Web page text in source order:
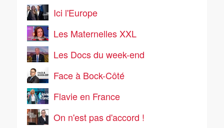
Ici l'Europe
Les Maternelles XXL
Les Docs du week-end
Face à Bock-Côté
Flavie en France
On n'est pas d'accord !